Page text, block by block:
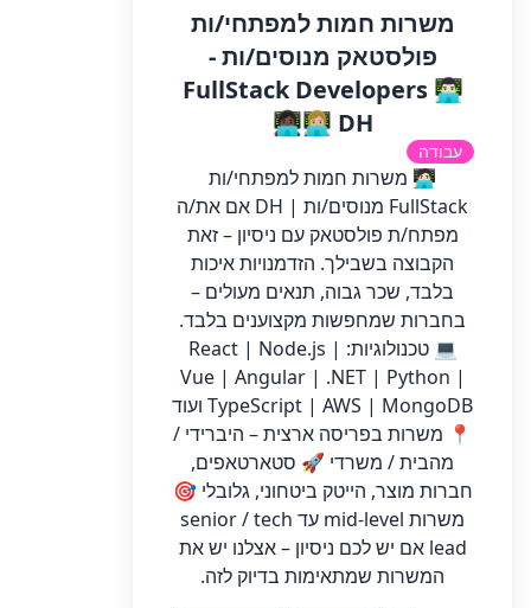
משרות חמות למפתחי/ות
פולסטאק מנוסים/ות -
FullStack Developers 👨🏻‍💻
👩🏿‍💻👩🏼‍💻 DH
עבודה
🧑🏻‍💻 משרות חמות למפתחי/ות
FullStack מנוסים/ות | DH אם את/ה
מפתח/ת פולסטאק עם ניסיון – זאת
הקבוצה בשבילך. הזדמנויות איכות
בלבד, שכר גבוה, תנאים מעולים –
בחברות שמחפשות מקצוענים בלבד.
💻 טכנולוגיות: React | Node.js |
Vue | Angular | .NET | Python |
TypeScript | AWS | MongoDB ועוד
📍 משרות בפריסה ארצית – היברידי /
מהבית / משרדי 🚀 סטארטאפים,
חברות מוצר, הייטק ביטחוני, גלובלי 🎯
משרות mid-level עד senior / tech
lead אם יש לכם ניסיון – אצלנו יש את
המשרות שמתאימות בדיוק לזה.